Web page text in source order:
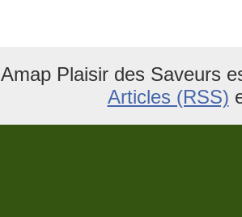
Amap Plaisir des Saveurs
Articles (RSS)